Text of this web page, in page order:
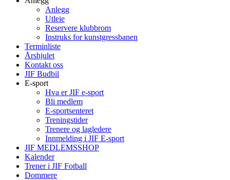
Anlegg
Utleie
Reservere klubbrom
Instruks for kunstgressbanen
Terminliste
Årshjulet
Kontakt oss
JIF Budbil
E-sport
Hva er JIF e-sport
Bli medlem
E-sportsenteret
Treningstider
Trenere og lagledere
Innmelding i JIF E-sport
JIF MEDLEMSSHOP
Kalender
Trener i JIF Fotball
Dommere